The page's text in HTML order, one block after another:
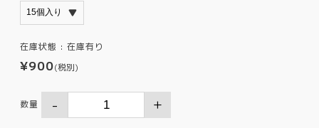
在庫状態 :在庫有り
¥900(税別)
数量